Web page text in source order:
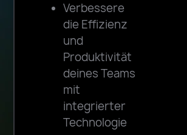
Verbessere
die Effizienz
und
Produktivität
deines Teams
mit
integrierter
Technologie